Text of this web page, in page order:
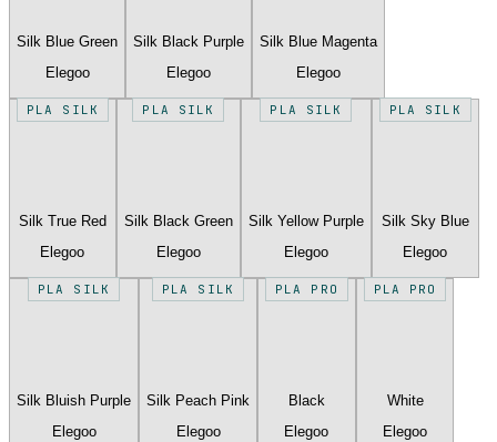
Silk Blue Green
Elegoo
Silk Black Purple
Elegoo
Silk Blue Magenta
Elegoo
PLA SILK
Silk True Red
Elegoo
PLA SILK
Silk Black Green
Elegoo
PLA SILK
Silk Yellow Purple
Elegoo
PLA SILK
Silk Sky Blue
Elegoo
PLA SILK
Silk Bluish Purple
Elegoo
PLA SILK
Silk Peach Pink
Elegoo
PLA PRO
Black
Elegoo
PLA PRO
White
Elegoo